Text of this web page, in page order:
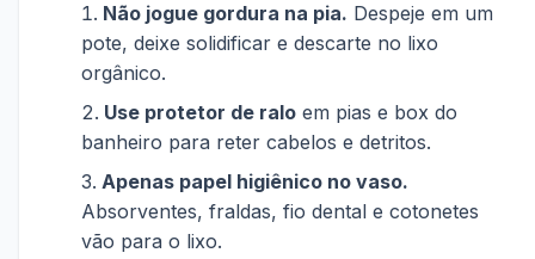
Não jogue gordura na pia. Despeje em um
pote, deixe solidificar e descarte no lixo
orgânico.
Use protetor de ralo em pias e box do
banheiro para reter cabelos e detritos.
Apenas papel higiênico no vaso.
Absorventes, fraldas, fio dental e cotonetes
vão para o lixo.